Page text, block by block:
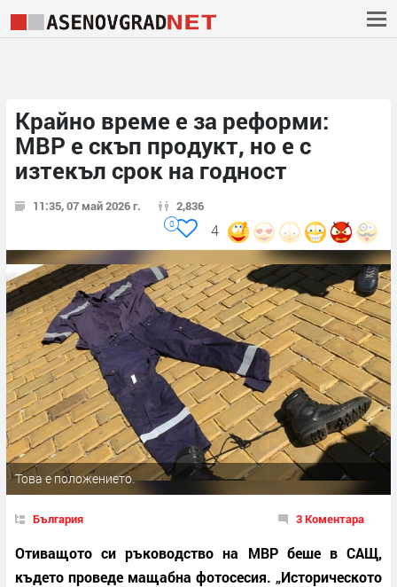
Крайно време е за реформи:
МВР е скъп продукт, но е с
изтекъл срок на годност
11:35, 07 май 2026 г. 2,836
4
0
Това е положението.
България 3 Коментара
Отиващото си ръководство на МВР беше в САЩ,
където проведе мащабна фотосесия. „Историческото